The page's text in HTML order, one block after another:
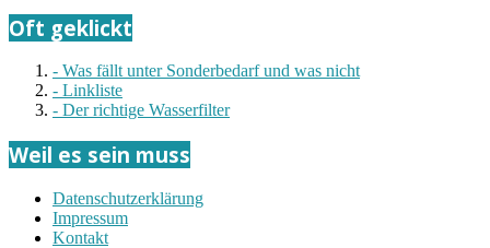
Oft geklickt
- Was fällt unter Sonderbedarf und was nicht
- Linkliste
- Der richtige Wasserfilter
Weil es sein muss
Datenschutzerklärung
Impressum
Kontakt